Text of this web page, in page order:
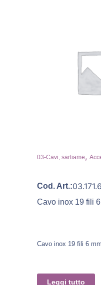
03-Cavi, sartiame,
Cod. Art.:
Cavo inox 19 fili
Cavo inox 19 fili 6 mm
Leggi tutto